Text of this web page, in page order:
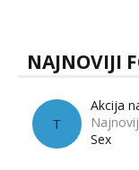
NAJNOVIJI
T
Akcija
Sex